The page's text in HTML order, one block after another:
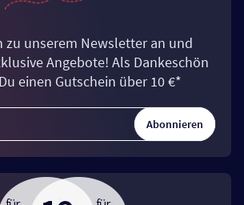
zu unserem Newsletter an und
Angebote! Als Dankeschön
einen Gutschein über 10 €*
Abonnieren